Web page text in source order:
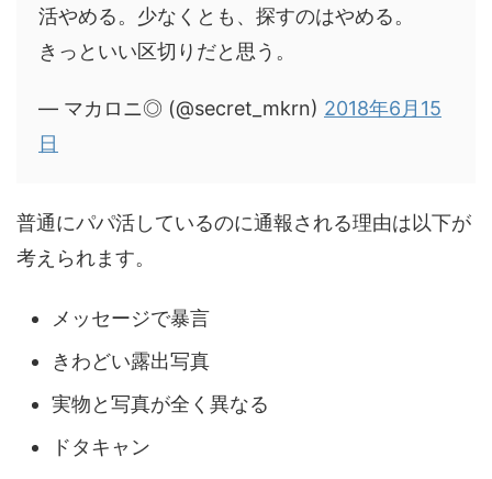
活やめる。少なくとも、探すのはやめる。
きっといい区切りだと思う。
— マカロニ◎ (@secret_mkrn) 2018年6月15
日
普通にパパ活しているのに通報される理由は以下が
考えられます。
メッセージで暴言
きわどい露出写真
実物と写真が全く異なる
ドタキャン